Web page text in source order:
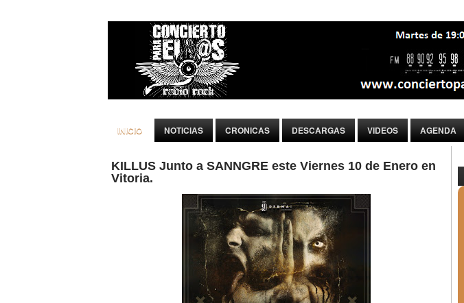
INICIO NOTICIAS CRONICAS DESCARGAS VIDEOS AGENDA
KILLUS Junto a SANNGRE este Viernes 10 de Enero en
Vitoria.